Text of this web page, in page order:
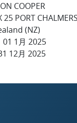
COOPER
25 PORT
(NZ)
01 1月 2025
12月 2025